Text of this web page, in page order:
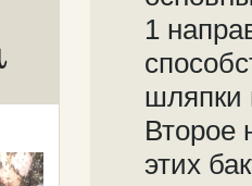
1
шляпки
Второе
этих